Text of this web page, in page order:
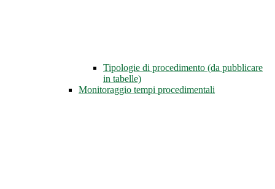
Tipologie di procedimento (da pubblicare
in tabelle)
Monitoraggio tempi procedimentali